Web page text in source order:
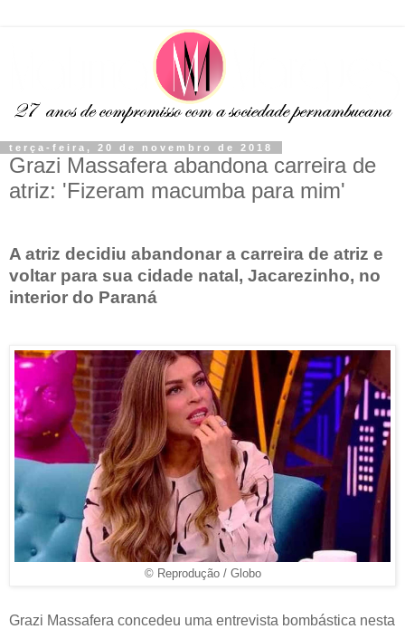
terça-feira, 20 de novembro de 2018
Grazi Massafera abandona carreira de
atriz: 'Fizeram macumba para mim'
A atriz decidiu abandonar a carreira de atriz e
voltar para sua cidade natal, Jacarezinho, no
interior do Paraná
© Reprodução / Globo
Grazi Massafera concedeu uma entrevista bombástica nesta